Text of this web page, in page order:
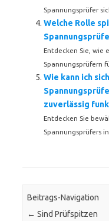
Spannungsprüfer
Welche Rolle
Entdecken Sie, wie
Spannungsprüfern
Wie kann ich
zuverlässig
Entdecken Sie
Spannungsprüfers in
Beitrags-Navigation
← Sind Prüfspitzen